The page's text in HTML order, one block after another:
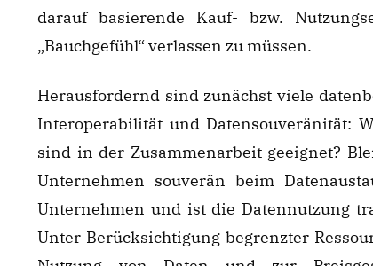
darauf basierende Kauf- bzw.
„Bauchgefühl“ verlassen zu müssen.
Herausfordernd sind zunächst viele
Interoperabilität und Datensouveränität:
sind in der Zusammenarbeit geeignet?
Unternehmen souverän beim
Unternehmen und ist die Datennutzung
Unter Berücksichtigung begrenzter